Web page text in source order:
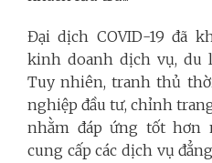
Đại dịch COVID-19 đã
kinh doanh dịch vụ, du
Tuy nhiên, tranh thủ
nghiệp đầu tư, chỉnh
nhằm đáp ứng tốt hơn
cung cấp các dịch vụ